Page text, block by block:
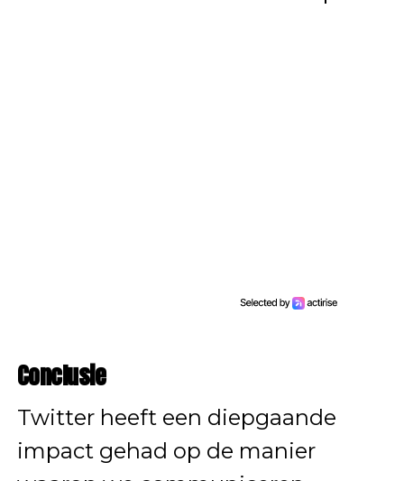
Conclusie
Twitter heeft een diepgaande
impact gehad op de manier